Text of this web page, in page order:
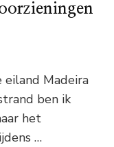
Madeira
ben ik
het
…